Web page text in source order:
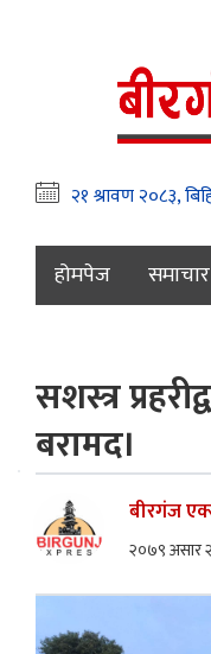
होमपेज समाचार
सशस्त्र
बरामद।
बीरगंज
२०७९ असार